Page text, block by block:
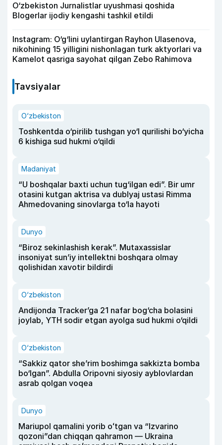
O‘zbekiston Jurnalistlar uyushmasi qoshida
Blogerlar ijodiy kengashi tashkil etildi
Instagram: O‘g‘lini uylantirgan Rayhon Ulasenova,
nikohining 15 yilligini nishonlagan turk aktyorlari va
Kamelot qasriga sayohat qilgan Zebo Rahimova
Tavsiyalar
O‘zbekiston
Toshkentda o‘pirilib tushgan yo‘l qurilishi bo‘yicha
6 kishiga sud hukmi o‘qildi
Madaniyat
“U boshqalar baxti uchun tug‘ilgan edi”. Bir umr
otasini kutgan aktrisa va dublyaj ustasi Rimma
Ahmedovaning sinovlarga to‘la hayoti
Dunyo
“Biroz sekinlashish kerak”. Mutaxassislar
insoniyat sun’iy intellektni boshqara olmay
qolishidan xavotir bildirdi
O‘zbekiston
Andijonda Tracker’ga 21 nafar bog‘cha bolasini
joylab, YTH sodir etgan ayolga sud hukmi o‘qildi
O‘zbekiston
“Sakkiz qator she’rim boshimga sakkizta bomba
bo‘lgan”. Abdulla Oripovni siyosiy ayblovlardan
asrab qolgan voqea
Dunyo
Mariupol qamalini yorib oʻtgan va “Izvarino
qozoni”dan chiqqan qahramon — Ukraina